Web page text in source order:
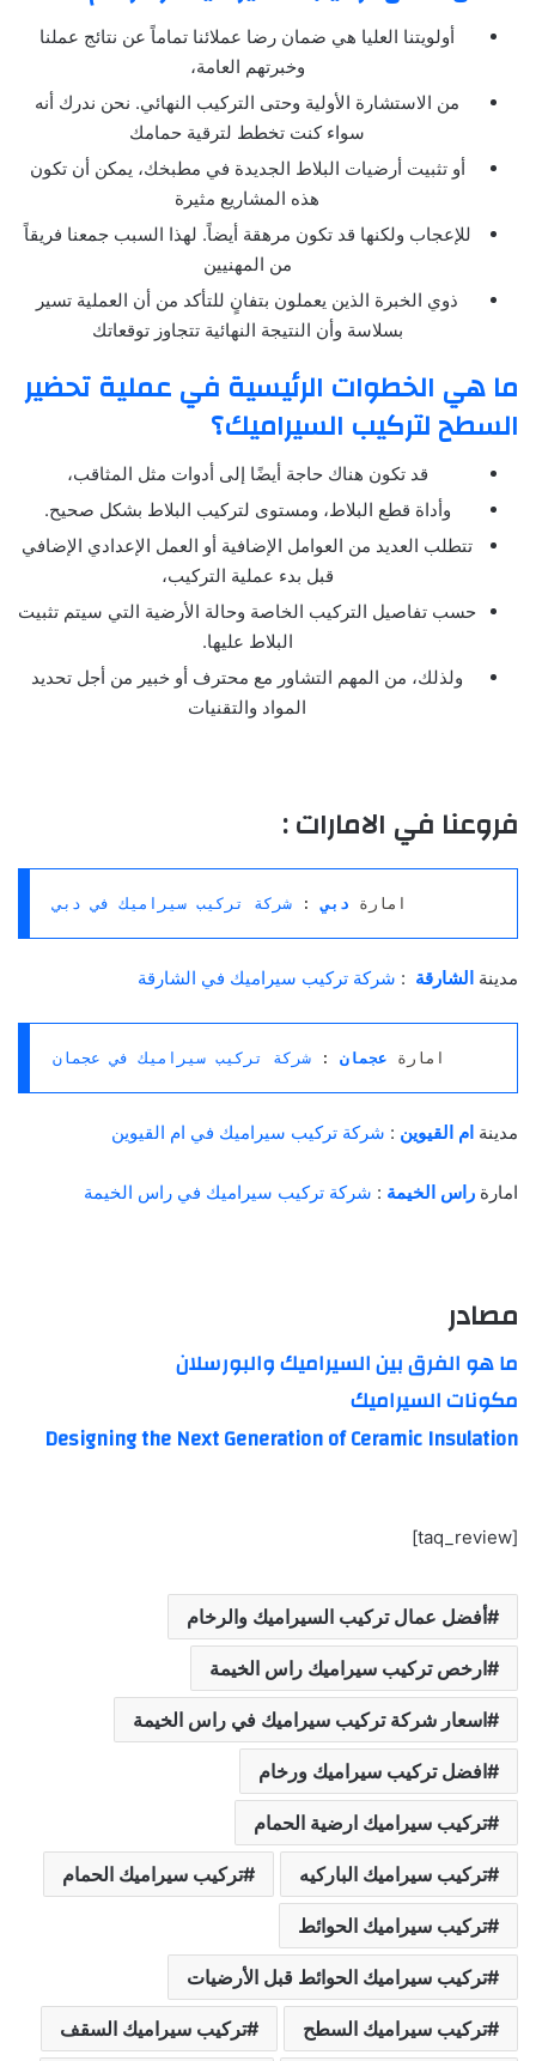
أولويتنا العليا هي ضمان رضا عملائنا تماماً عن نتائج عملنا
وخبرتهم العامة،
من الاستشارة الأولية وحتى التركيب النهائي. نحن ندرك أنه
سواء كنت تخطط لترقية حمامك
أو تثبيت أرضيات البلاط الجديدة في مطبخك، يمكن أن تكون
هذه المشاريع مثيرة
للإعجاب ولكنها قد تكون مرهقة أيضاً. لهذا السبب جمعنا فريقاً
من المهنيين
ذوي الخبرة الذين يعملون بتفانٍ للتأكد من أن العملية تسير
بسلاسة وأن النتيجة النهائية تتجاوز توقعاتك
ما هي الخطوات الرئيسية في عملية تحضير
السطح لتركيب السيراميك؟
قد تكون هناك حاجة أيضًا إلى أدوات مثل المثاقب،
وأداة قطع البلاط، ومستوى لتركيب البلاط بشكل صحيح.
تتطلب العديد من العوامل الإضافية أو العمل الإعدادي الإضافي
قبل بدء عملية التركيب،
حسب تفاصيل التركيب الخاصة وحالة الأرضية التي سيتم تثبيت
البلاط عليها.
ولذلك، من المهم التشاور مع محترف أو خبير من أجل تحديد
المواد والتقنيات
فروعنا في الامارات :
امارة دبي : شركة تركيب سيراميك في دبي
مدينة الشارقة : شركة تركيب سيراميك في الشارقة
امارة عجمان : شركة تركيب سيراميك في عجمان
مدينة ام القيوين : شركة تركيب سيراميك في ام القيوين
امارة راس الخيمة : شركة تركيب سيراميك في راس الخيمة
مصادر
ما هو الفرق بين السيراميك والبورسلان
مكونات السيراميك
Designing the Next Generation of Ceramic Insulation
[taq_review]
أفضل عمال تركيب السيراميك والرخام
ارخص تركيب سيراميك راس الخيمة
اسعار شركة تركيب سيراميك في راس الخيمة
افضل تركيب سيراميك ورخام
تركيب سيراميك ارضية الحمام
تركيب سيراميك الباركيه تركيب سيراميك الحمام
تركيب سيراميك الحوائط
تركيب سيراميك الحوائط قبل الأرضيات
تركيب سيراميك السطح تركيب سيراميك السقف